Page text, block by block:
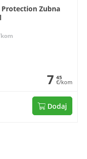
Zubna
7 45
€/kom
Dodaj